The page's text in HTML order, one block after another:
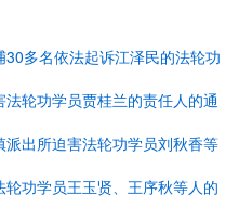
多名依法起诉江泽民的法轮功
轮功学员贾桂兰的责任人的通
出所迫害法轮功学员刘秋香等
功学员王玉贤、王序秋等人的